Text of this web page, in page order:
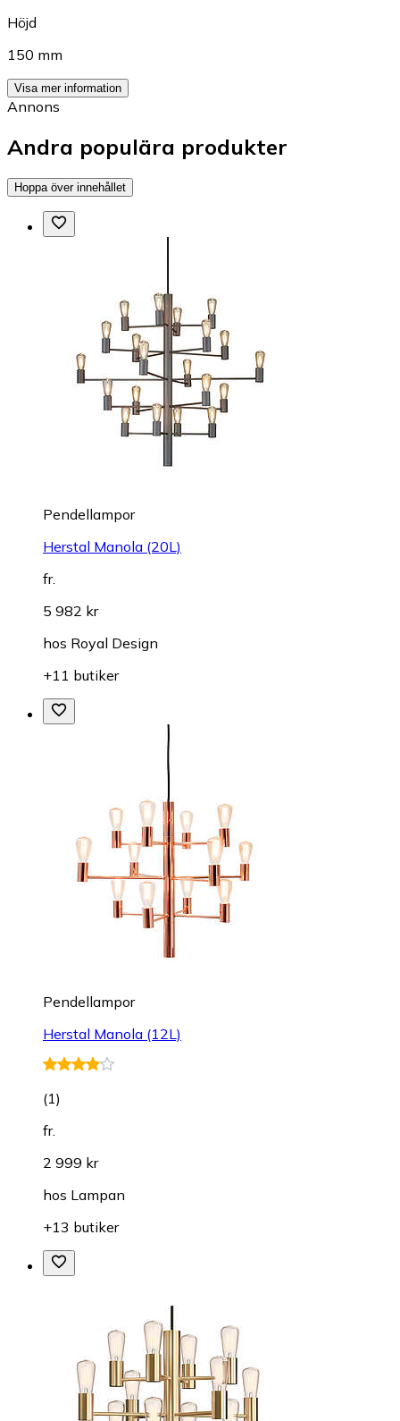
Höjd
150 mm
Visa mer information
Annons
Andra populära produkter
Hoppa över innehållet
Pendellampor
Herstal Manola (20L)
fr.
5 982 kr
hos Royal Design
+11 butiker
Pendellampor
Herstal Manola (12L)
(1)
fr.
2 999 kr
hos Lampan
+13 butiker